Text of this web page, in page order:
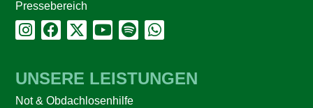
Pressebereich
UNSERE LEISTUNGEN
Not & Obdachlosenhilfe